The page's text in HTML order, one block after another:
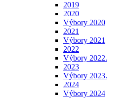
2019
2020
Výbory 2020
2021
Výbory 2021
2022
Výbory 2022.
2023
Výbory 2023.
2024
Výbory 2024